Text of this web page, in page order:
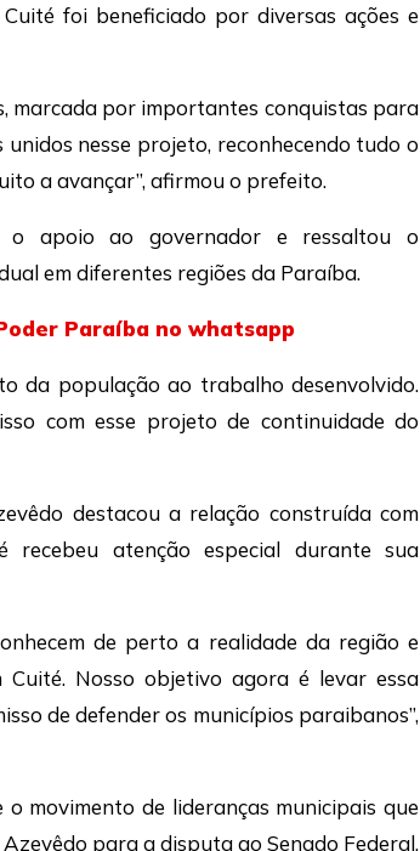
foi beneficiado por diversas ações e
marcada por importantes conquistas para
nesse projeto, reconhecendo tudo o
a avançar”, afirmou o prefeito.
o apoio ao governador e ressaltou o
em diferentes regiões da Paraíba.
Paraíba no whatsapp
da população ao trabalho desenvolvido.
com esse projeto de continuidade do
destacou a relação construída com
recebeu atenção especial durante sua
de perto a realidade da região e
Cuité. Nosso objetivo agora é levar essa
de defender os municípios paraibanos”,
movimento de lideranças municipais que
para a disputa ao Senado Federal,